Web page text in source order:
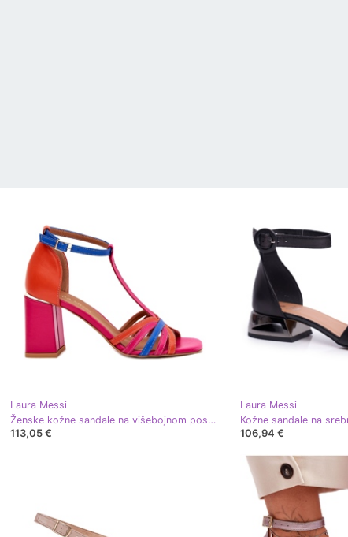
Laura Messi
Ženske kožne sandale na višebojnom postu Laura Messi 2879 ružičasta
113,05 €
Laura Messi
106,94 €